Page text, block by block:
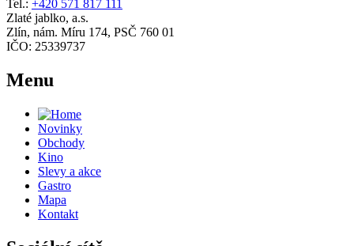
Tel.: +420 571 817 111
Zlaté jablko, a.s.
Zlín, nám. Míru 174, PSČ 760 01
IČO: 25339737
Menu
Novinky
Obchody
Kino
Slevy a akce
Gastro
Mapa
Kontakt